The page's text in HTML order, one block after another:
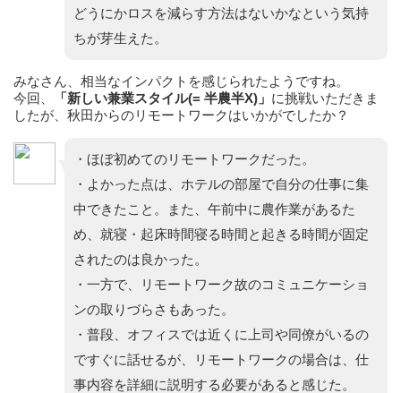
どうにかロスを減らす方法はないかなという気持
ちが芽生えた。
みなさん、相当なインパクトを感じられたようですね。
今回、
「新しい兼業スタイル(= 半農半X)」 に挑戦いただきま
したが、秋田からのリモートワークはいかがでしたか？
・ほぼ初めてのリモートワークだった。
・よかった点は、ホテルの部屋で自分の仕事に集
中できたこと。また、午前中に農作業があるた
め、就寝・起床時間寝る時間と起きる時間が固定
されたのは良かった。
・一方で、リモートワーク故のコミュニケーショ
ンの取りづらさもあった。
・普段、オフィスでは近くに上司や同僚がいるの
ですぐに話せるが、リモートワークの場合は、仕
事内容を詳細に説明する必要があると感じた。